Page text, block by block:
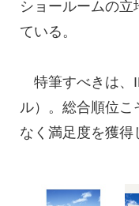
ショールームの
ている。
特筆すべきは、
ル）。総合順位
なく満足度を獲得